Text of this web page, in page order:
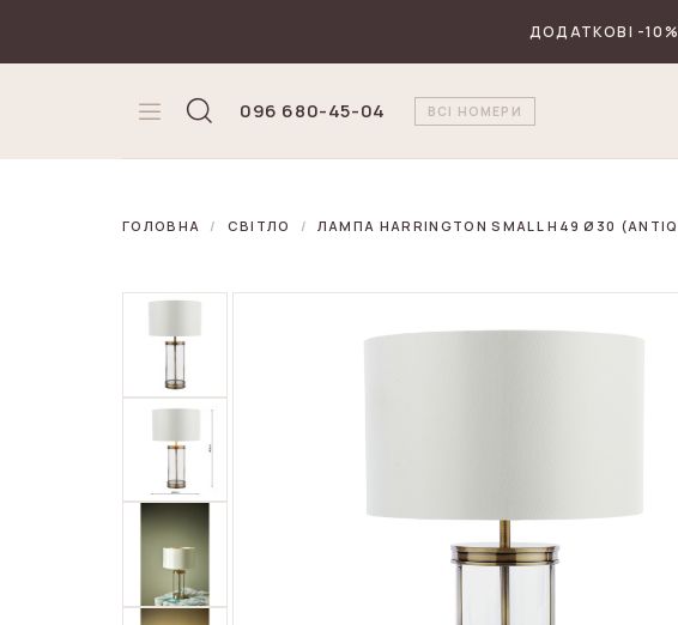
ДОДАТКОВІ -
096 680-45-04 ВСІ НОМЕРИ
ГОЛОВНА СВІТЛО ЛАМПА HARRINGTON SMALL H49 Ø30